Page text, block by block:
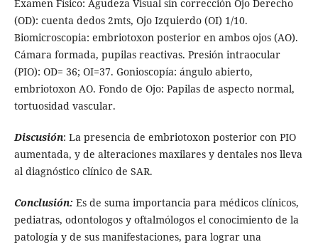
Examen Físico: Agudeza Visual sin corrección Ojo Derecho
(OD): cuenta dedos 2mts, Ojo Izquierdo (OI) 1/10.
Biomicroscopia: embriotoxon posterior en ambos ojos (AO).
Cámara formada, pupilas reactivas. Presión intraocular
(PIO): OD= 36; OI=37. Gonioscopía: ángulo abierto,
embriotoxon AO. Fondo de Ojo: Papilas de aspecto normal,
tortuosidad vascular.
Discusión: La presencia de embriotoxon posterior con PIO
aumentada, y de alteraciones maxilares y dentales nos lleva
al diagnóstico clínico de SAR.
Conclusión: Es de suma importancia para médicos clínicos,
pediatras, odontologos y oftalmólogos el conocimiento de la
patología y de sus manifestaciones, para lograr una